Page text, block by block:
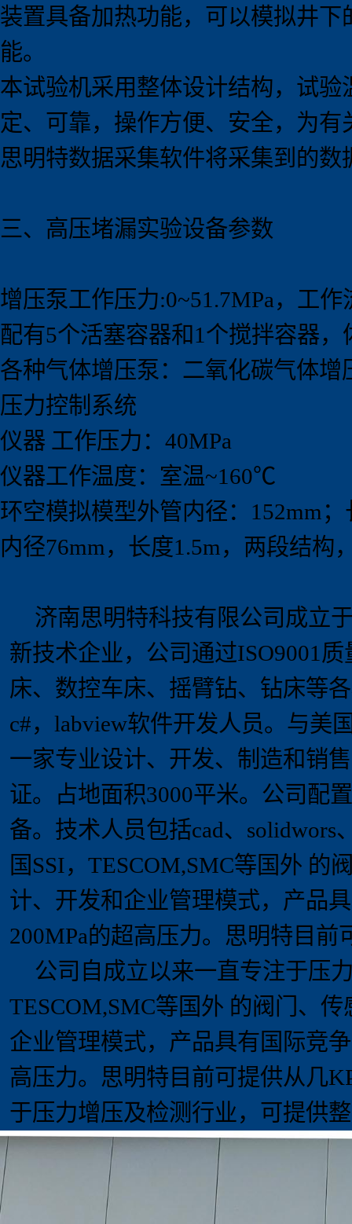
装置具备加热功能，可以模拟井
能。
本试验机采用整体设计结构，试
定、可靠，操作方便、安全，为
思明特数据采集软件将采集到的
三、高压堵漏实验设备参数
增压泵工作压力:0~51.7MPa，工
配有5个活塞容器和1个搅拌容器，
各种气体增压泵：二氧化碳气体
压力控制系统
仪器 工作压力：40MPa
仪器工作温度：室温~160℃
环空模拟模型外管内径：152mm
内径76mm，长度1.5m，两段结构
济南思明特科技有限公司成立
新技术企业， 公司通过ISO9001 质
床、数控车床、摇臂钻、钻床等
c#，labview软件开发人员。 与美
一家专业设计、开发、制造和销
证。占地面积3000平米。 公司配
备。技术人员包括cad、 solidwors
国 SSI，TESCOM,SMC等国外 的
计、开发和企业管理模式，产品
200MPa的超高压力。思明特目前
公司自成立以来一直专注于压
TESCOM,SMC等国外 的阀门、
企业管理模式，产品具有国际竞
高压力。思明特目前可提供从几
于压力增压及检测行业，可提供